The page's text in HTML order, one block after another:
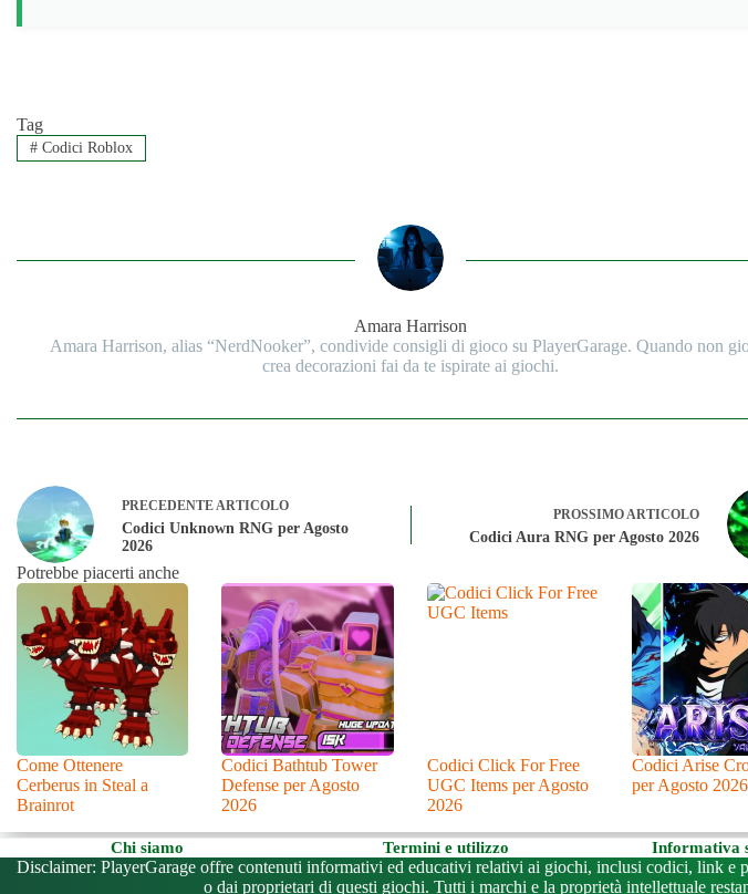
Tag
#Codici Roblox
Amara Harrison
Amara Harrison, alias “NerdNooker”, condivide consigli di gioco su PlayerGarage. Quando non
crea decorazioni fai da te ispirate ai giochi.
PRECEDENTE ARTICOLO
Codici Unknown RNG per Agosto
2026
PROSSIMO ARTICOLO
Codici Aura RNG per Agosto 2026
Potrebbe piacerti anche
Come Ottenere
Cerberus in Steal a
Brainrot
Codici Bathtub Tower
Defense per Agosto
2026
Codici Click For Free
UGC Items per Agosto
2026
Codici Arise
per Agosto 2026
Chi siamo Termini e utilizzo Informativa
Disclaimer: PlayerGarage offre contenuti informativi ed educativi relativi ai giochi, inclusi codici, link
o dai proprietari di questi giochi. Tutti i marchi e la proprietà intellettuale